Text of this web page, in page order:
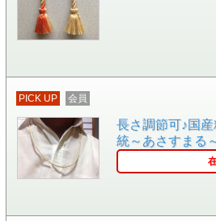
PICK UP 会員
長さ調節可♪国
統～あさすま